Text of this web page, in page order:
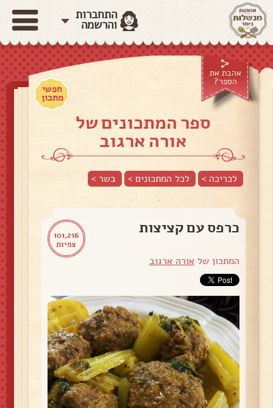
התחברות
והרשמה
אהבת את
הספר?
חפשי
מתכון
ספר המתכונים של
אורה ארגוב
לכריכה > לכל המתכונים > בשר >
101,216
צפיות
כרפס עם קציצות
המתכון של אורה ארגוב